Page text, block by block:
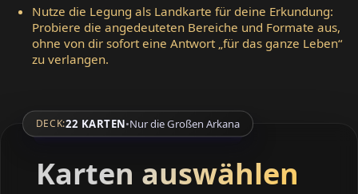
Nutze die Legung als Landkarte für deine Erkundung:
Probiere die angedeuteten Bereiche und Formate aus,
ohne von dir sofort eine Antwort „für das ganze Leben“
zu verlangen.
DECK:22 KARTEN•Nur die Großen Arkana
Karten auswählen